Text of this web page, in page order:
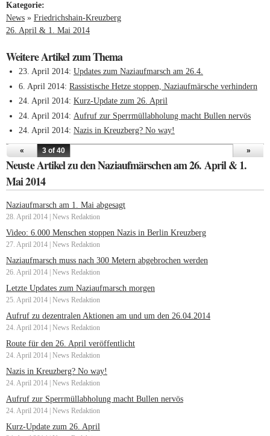
Kategorie:
News » Friedrichshain-Kreuzberg
26. April & 1. Mai 2014
Weitere Artikel zum Thema
23. April 2014 Updates zum Naziaufmarsch am 26.4.
6. April 2014 Rassistische Hetze stoppen, Naziaufmärsche verhindern
24. April 2014 Kurz-Update zum 26. April
24. April 2014 Aufruf zur Sperrmüllabholung macht Bullen nervös
24. April 2014 Nazis in Kreuzberg? No way!
« 3 of 40 »
Neuste Artikel zu den Naziaufmärschen am 26. April & 1.
Mai 2014
Naziaufmarsch am 1. Mai abgesagt
28. April 2014 | News Redaktion
Video: 6.000 Menschen stoppen Nazis in Berlin Kreuzberg
27. April 2014 | News Redaktion
Naziaufmarsch muss nach 300 Metern abgebrochen werden
26. April 2014 | News Redaktion
Letzte Updates zum Naziaufmarsch morgen
25. April 2014 | News Redaktion
Aufruf zu dezentralen Aktionen am und um den 26.04.2014
24. April 2014 | News Redaktion
Route für den 26. April veröffentlicht
24. April 2014 | News Redaktion
Nazis in Kreuzberg? No way!
24. April 2014 | News Redaktion
Aufruf zur Sperrmüllabholung macht Bullen nervös
24. April 2014 | News Redaktion
Kurz-Update zum 26. April